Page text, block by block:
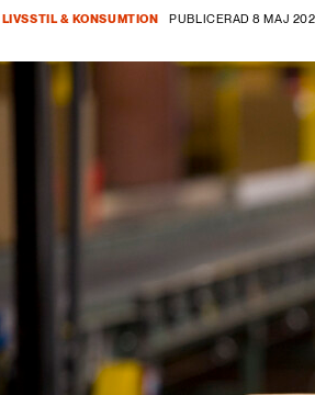
LIVSSTIL & KONSUMTION PUBLICERAD 8 MAJ